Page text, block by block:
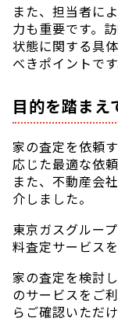
また、担当者に
力も重要です。
状態に関する具
べきポイントです
目的を踏まえ
家の査定を依頼
応じた最適な依
また、不動産会
介しました。
東京ガスグルー
料査定サービスを
家の査定を検討
のサービスをご
らご確認いただけ